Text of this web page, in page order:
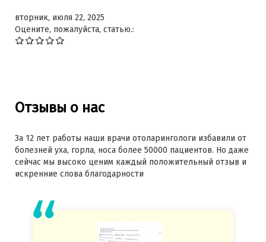
вторник, июля 22, 2025
Оцените, пожалуйста, статью.:
Отзывы о нас
За 12 лет работы наши врачи отоларингологи избавили от
болезней уха, горла, носа более 50000 пациентов. Но даже
сейчас мы высоко ценим каждый положительный отзыв и
искренние слова благодарности